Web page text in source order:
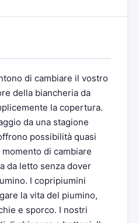
di cambiare il vostro
della biancheria da
la copertura.
da una stagione
possibilità quasi
di cambiare
da letto senza dover
I copripiumini
la vita del piumino,
e sporco. I nostri